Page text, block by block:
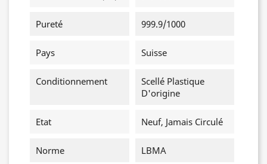
Pureté 999.9/1000
Pays Suisse
Conditionnement
Scellé Plastique
D'origine
Etat Neuf, Jamais Circulé
Norme LBMA